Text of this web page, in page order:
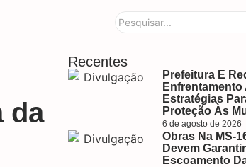
da
Recentes
Prefeitura E
Enfrentamento
Estratégias
Proteção Às
6 de agosto de 2026
Obras Na MS-
Devem
Escoamento